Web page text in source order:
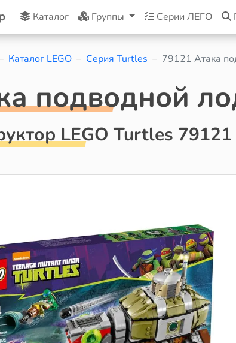
Каталог Группы Серии ЛЕГО
Каталог LEGO Серия Turtles 79121 Атака
подводной
LEGO Turtles 79121